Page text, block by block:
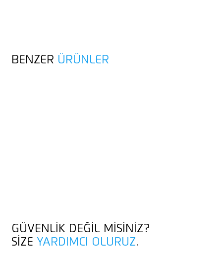
BENZER ÜRÜNLER
GÜVENLIK DEĞIL MISINIZ?
SIZE YARDIMCI OLURUZ.